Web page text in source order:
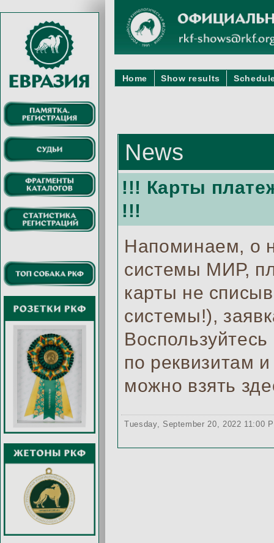
Home Show results
News
!!! Карты
!!!
Напоминаем, о
системы МИР,
карты не
системы!),
по реквизитам
можно взять
Tuesday, September 20, 2022 11:00